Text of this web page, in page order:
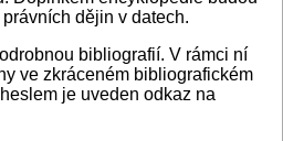
dějin v datech.
bibliografií. V rámci ní
ve zkráceném bibliografickém
je uveden odkaz na